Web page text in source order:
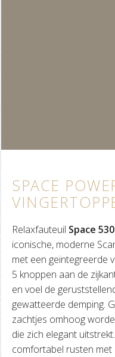
SPACE
Relaxfauteuil Space
iconische, moderne
met een geïntegreerde
5 knoppen aan de
en voel de
gewatteerde demping.
zachtjes omhoog
die zich elegant
comfortabel rusten